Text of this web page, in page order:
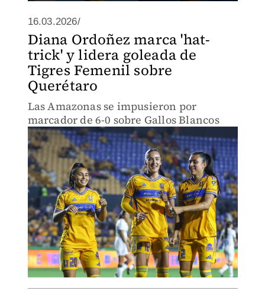
16.03.2026/
Diana Ordoñez marca 'hat-
trick' y lidera goleada de
Tigres Femenil sobre
Querétaro
Las Amazonas se impusieron por
marcador de 6-0 sobre Gallos Blancos